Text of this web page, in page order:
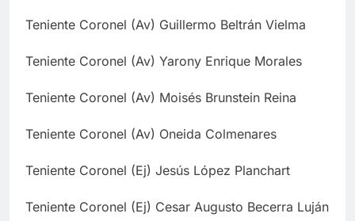
Teniente Coronel (Av) Guillermo Beltrán Vielma
Teniente Coronel (Av) Yarony Enrique Morales
Teniente Coronel (Av) Moisés Brunstein Reina
Teniente Coronel (Av) Oneida Colmenares
Teniente Coronel (Ej) Jesús López Planchart
Teniente Coronel (Ej) Cesar Augusto Becerra Luján